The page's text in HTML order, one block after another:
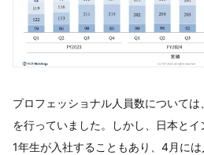
プロフェッショナル人員数について
を行っていました。しかし、日本と
1年生が入社することもあり、4月に